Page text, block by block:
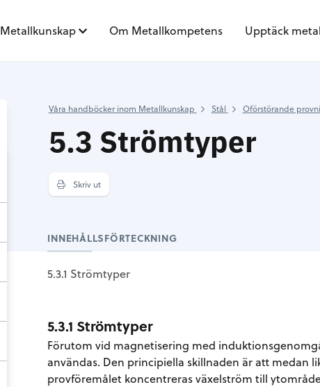
Metallkunskap Om Metallkompetens Upptäck
Våra handböcker inom Metallkunskap Stål Oförstörande
5.3 Strömtyper
Skriv ut
INNEHÅLLSFÖRTECKNING
5.3.1 Strömtyper
5.3.1 Strömtyper
Förutom vid magnetisering med
användas. Den principiella skillnaden är att medan
provföremålet koncentreras växelström till